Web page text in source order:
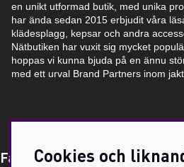
en unikt utformad butik, med unika
har ända sedan 2015 erbjudit våra
klädesplagg, kepsar och andra
Nätbutiken har vuxit sig mycket
hoppas vi kunna bjuda på en ännu
med ett urval Brand Partners inom
Få Magasin Vildmarken
Cookies och